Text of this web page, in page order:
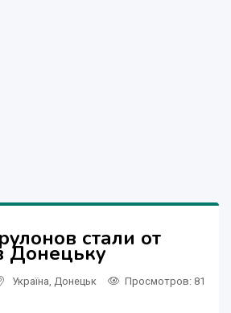
стали от
Донецьку
Україна Донецьк Просмотров: 81